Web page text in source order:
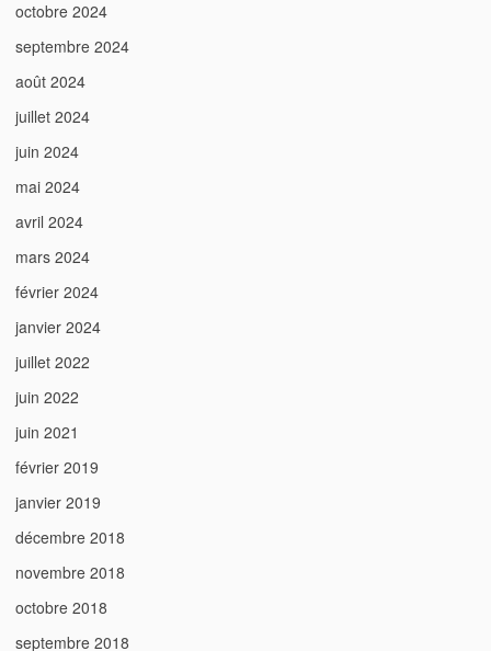
octobre 2024
septembre 2024
août 2024
juillet 2024
juin 2024
mai 2024
avril 2024
mars 2024
février 2024
janvier 2024
juillet 2022
juin 2022
juin 2021
février 2019
janvier 2019
décembre 2018
novembre 2018
octobre 2018
septembre 2018